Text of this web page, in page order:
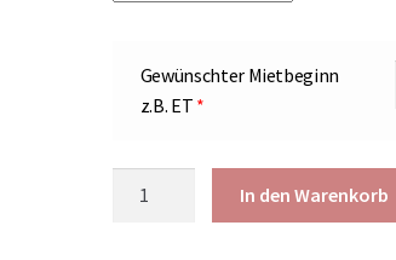
Gewünschter Mietbeginn
z.B. ET *
In den Warenkorb